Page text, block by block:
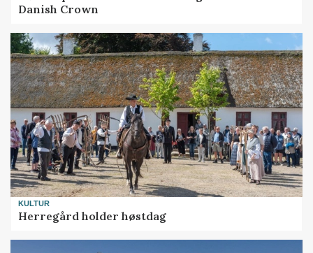
Danish Crown
KULTUR
Herregård holder høstdag